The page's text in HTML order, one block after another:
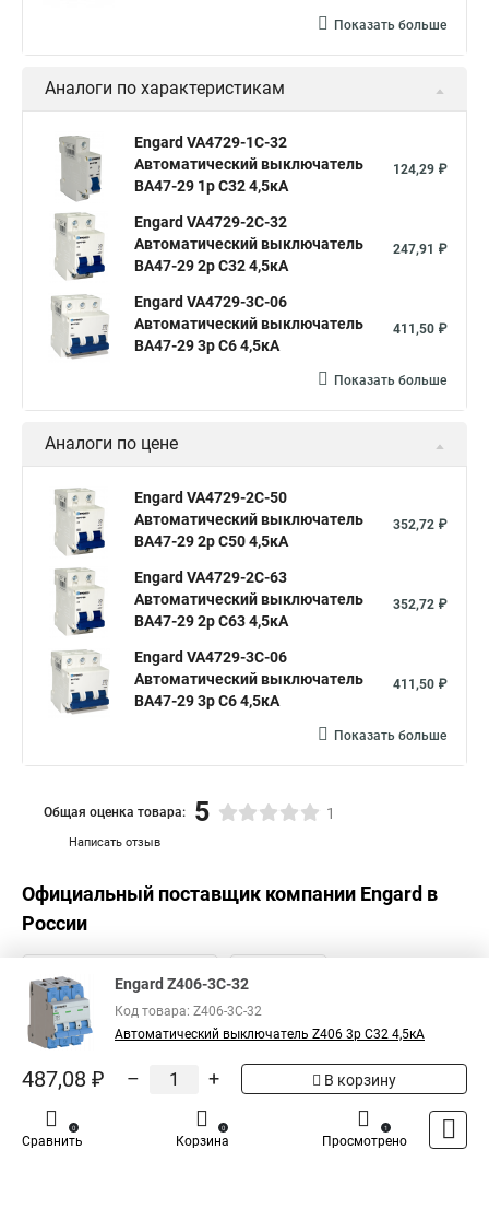
Показать больше
Аналоги по характеристикам
Engard VA4729-1C-32
Автоматический выключатель
ВА47-29 1р C32 4,5кА
124,29 ₽
Engard VA4729-2С-32
Автоматический выключатель
ВА47-29 2р C32 4,5кА
247,91 ₽
Engard VA4729-3С-06
Автоматический выключатель
ВА47-29 3р C6 4,5кА
411,50 ₽
Показать больше
Аналоги по цене
Engard VA4729-2С-50
Автоматический выключатель
ВА47-29 2р C50 4,5кА
352,72 ₽
Engard VA4729-2С-63
Автоматический выключатель
ВА47-29 2р C63 4,5кА
352,72 ₽
Engard VA4729-3С-06
Автоматический выключатель
ВА47-29 3р C6 4,5кА
411,50 ₽
Показать больше
Написать отзыв
Общая оценка товара: 5 1
Официальный поставщик компании Engard в
России
Engard Z406-3C-32
Код товара: Z406-3C-32
Автоматический выключатель Z406 3р C32 4,5кА
487,08 ₽ – + В корзину
Сравнить
0
Корзина
0
Просмотрено
1